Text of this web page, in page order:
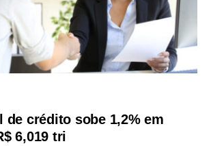
de crédito sobe 1,2% em
6,019 tri